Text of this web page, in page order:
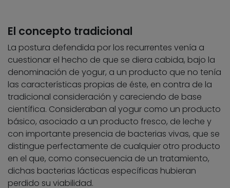
El concepto tradicional
La postura defendida por los recurrentes venía a
cuestionar el hecho de que se diera cabida, bajo la
denominación de yogur, a un producto que no tenía
las características propias de éste, en contra de la
tradicional consideración y careciendo de base
científica. Consideraban al yogur como un producto
básico, asociado a un producto fresco, de leche y
con importante presencia de bacterias vivas, que se
distingue perfectamente de cualquier otro producto
en el que, como consecuencia de un tratamiento,
dichas bacterias lácticas específicas hubieran
perdido su viabilidad.